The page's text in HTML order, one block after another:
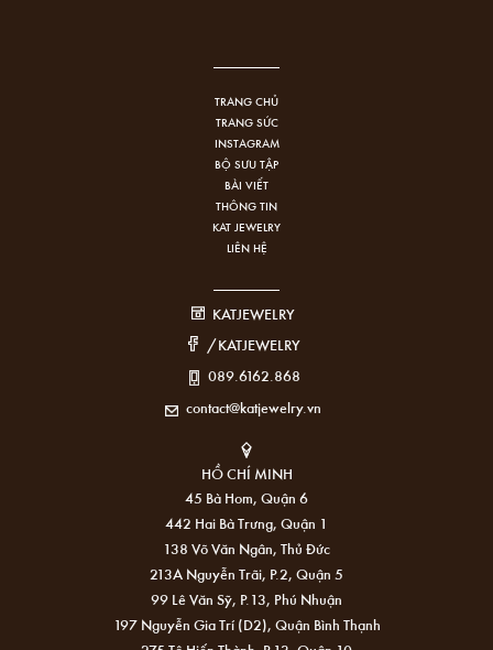
TRANG CHỦ
TRANG SỨC
INSTAGRAM
BỘ SƯU TẬP
BÀI VIẾT
THÔNG TIN
KAT JEWELRY
LIÊN HỆ
KATJEWELRY
/KATJEWELRY
089.6162.868
contact@katjewelry.vn
HỒ CHÍ MINH
45 Bà Hom, Quận 6
442 Hai Bà Trưng, Quận 1
138 Võ Văn Ngân, Thủ Đức
213A Nguyễn Trãi, P.2, Quận 5
99 Lê Văn Sỹ, P.13, Phú Nhuận
197 Nguyễn Gia Trí (D2), Quận Bình Thạnh